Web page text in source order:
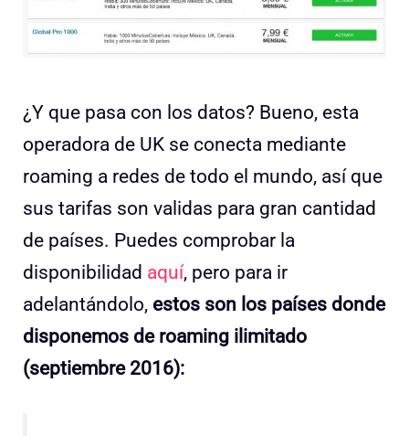
¿Y que pasa con los datos? Bueno, esta
operadora de UK se conecta mediante
roaming a redes de todo el mundo, así que
sus tarifas son validas para gran cantidad
de países. Puedes comprobar la
disponibilidad aquí, pero para ir
adelantándolo, estos son los países donde
disponemos de roaming ilimitado
(septiembre 2016):